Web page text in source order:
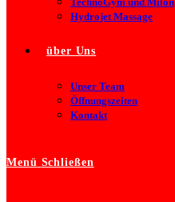
Hydrojet Massage
über Uns
Unser Team
Öffnungszeiten
Kontakt
Menü Schließen